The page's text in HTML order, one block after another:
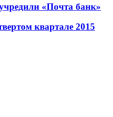
«Почта банк»
квартале 2015